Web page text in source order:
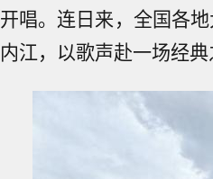
开唱。连日来，全国各
内江，以歌声赴一场经典